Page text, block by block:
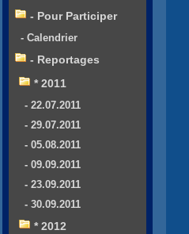
- Pour Participer
- Calendrier
- Reportages
* 2011
- 22.07.2011
- 29.07.2011
- 05.08.2011
- 09.09.2011
- 23.09.2011
- 30.09.2011
* 2012